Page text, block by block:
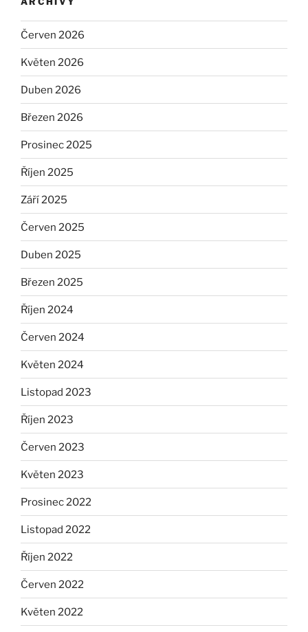
Červen 2026
Květen 2026
Duben 2026
Březen 2026
Prosinec 2025
Říjen 2025
Září 2025
Červen 2025
Duben 2025
Březen 2025
Říjen 2024
Červen 2024
Květen 2024
Listopad 2023
Říjen 2023
Červen 2023
Květen 2023
Prosinec 2022
Listopad 2022
Říjen 2022
Červen 2022
Květen 2022